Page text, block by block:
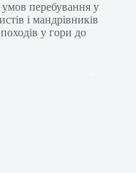
перебування у
і мандрівників
у гори до